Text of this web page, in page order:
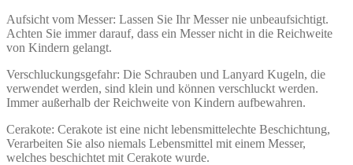
Aufsicht vom Messer: Lassen Sie Ihr Messer nie unbeaufsichtigt.
Achten Sie immer darauf, dass ein Messer nicht in die Reichweite
von Kindern gelangt.
Verschluckungsgefahr: Die Schrauben und Lanyard Kugeln, die
verwendet werden, sind klein und können verschluckt werden.
Immer außerhalb der Reichweite von Kindern aufbewahren.
Cerakote: Cerakote ist eine nicht lebensmittelechte Beschichtung,
Verarbeiten Sie also niemals Lebensmittel mit einem Messer,
welches beschichtet mit Cerakote wurde.